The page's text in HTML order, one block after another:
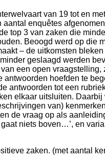
van 19 tot en
aantal enquêtes
top 3 van zaken die
Beoogd werd op die
– de uitkomsten
geslaagd werden
een open
antwoorden hoefden te
antwoorden tot een
elkaar uitsluiten.
van)
de vraag op als
gaat niets boven…’, en
zaken. (met aantal